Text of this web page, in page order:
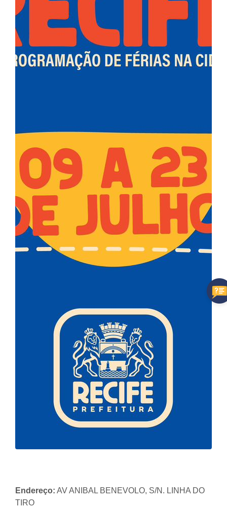
Endereço: AV ANIBAL BENEVOLO, S/N. LINHA DO
TIRO